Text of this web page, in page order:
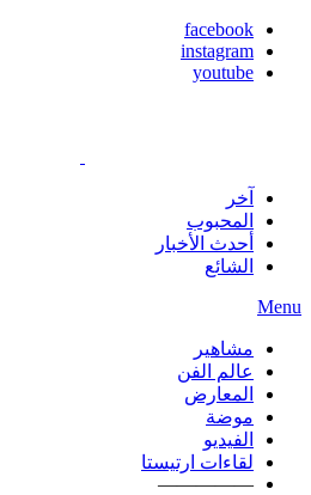
facebook
instagram
youtube
آخر
المحبوب
أحدث الأخبار
الشائع
Menu
مشاهير
عالم الفن
المعارض
موضة
الفيديو
لقاءات ارتيستا
—————